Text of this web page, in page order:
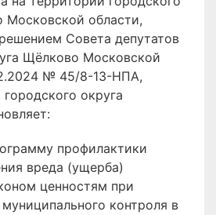
Московской области,
Совета депутатов
Щёлково Московской
№ 45/8-13-НПА,
округа
профилактики
вреда (ущерба)
ценностям при
контроля в